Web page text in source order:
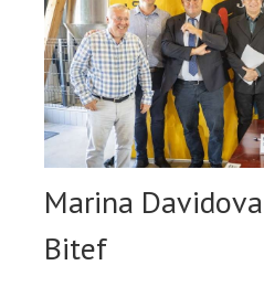
Marina
Bitef